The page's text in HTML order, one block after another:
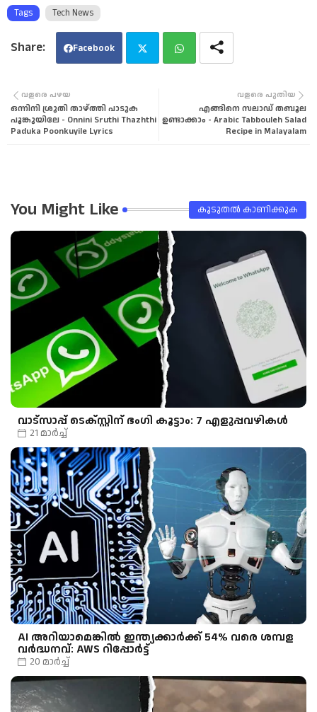
Tags Tech News
Facebook
tter
വളരെ പുതിയ
എങ്ങിനെ സലാഡ് തബൂല
ഉണ്ടാക്കാം - Arabic Tabbouleh Salad
Recipe in Malayalam
വളരെ പഴയ
ഒന്നിനി ശ്രുതി താഴ്ത്തി പാടുക
പൂങ്കുയിലേ - Onnini Sruthi Thazhthi
Paduka Poonkuyile Lyrics
You Might Like കൂടുതൽ‍ കാണിക്കുക
വാട്‌സാപ്പ് ടെക്സ്റ്റിന് ഭംഗി കൂട്ടാം: 7 എളുപ്പവഴികൾ
21 മാർച്ച്
AI അറിയാമെങ്കിൽ ഇന്ത്യക്കാർക്ക് 54% വരെ ശമ്പള
വർദ്ധനവ്: AWS റിപ്പോർട്ട്
20 മാർച്ച്